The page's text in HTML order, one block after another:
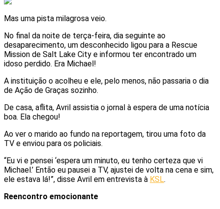
Mas uma pista milagrosa veio.
No final da noite de terça-feira, dia seguinte ao
desaparecimento, um desconhecido ligou para a Rescue
Mission de Salt Lake City e informou ter encontrado um
idoso perdido. Era Michael!
A instituição o acolheu e ele, pelo menos, não passaria o dia
de Ação de Graças sozinho.
De casa, aflita, Avril assistia o jornal à espera de uma notícia
boa. Ela chegou!
Ao ver o marido ao fundo na reportagem, tirou uma foto da
TV e enviou para os policiais.
“Eu vi e pensei ‘espera um minuto, eu tenho certeza que vi
Michael.’ Então eu pausei a TV, ajustei de volta na cena e sim,
ele estava lá!”, disse Avril em entrevista à KSL.
Reencontro emocionante